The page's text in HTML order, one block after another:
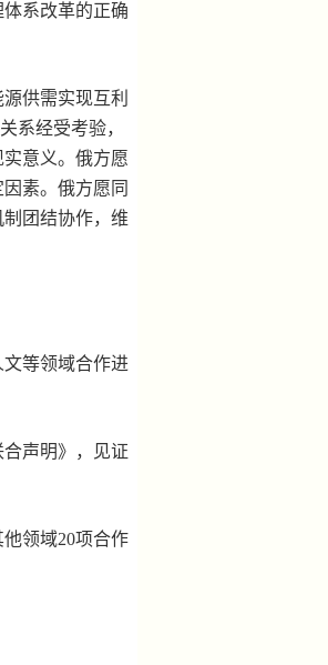
系改革的正确
供需实现互利
系经受考验，
意义。俄方愿
素。俄方愿同
团结协作，维
等领域合作进
声明》，见证
领域20项合作